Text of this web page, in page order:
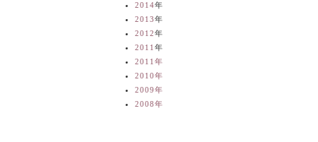
2014年
2013年
2012年
2011 年
2011年
2010年
2009年
2008年